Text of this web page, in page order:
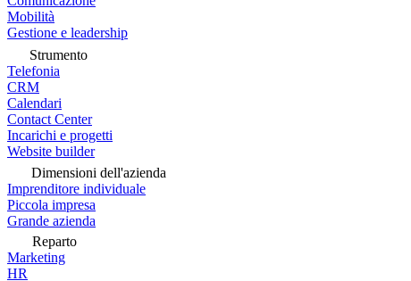
Mobilità
Gestione e leadership
Strumento
Telefonia
CRM
Calendari
Contact Center
Incarichi e progetti
Website builder
Dimensioni dell'azienda
Imprenditore individuale
Piccola impresa
Grande azienda
Reparto
Marketing
HR